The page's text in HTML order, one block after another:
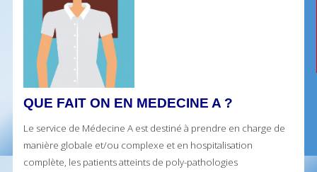
QUE FAIT ON EN MEDECINE A ?
Le service de Médecine A est destiné à prendre en charge de
manière globale et/ou complexe et en hospitalisation
complète, les patients atteints de poly-pathologies